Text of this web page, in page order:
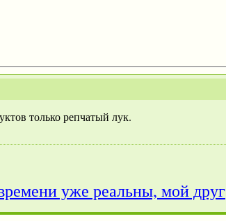
только репчатый лук.
уже реальны, мой друг